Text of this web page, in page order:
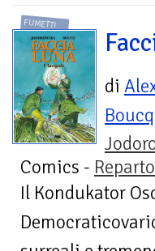
FUMETTI
di
Boucq
Comics -
Il Kondukator